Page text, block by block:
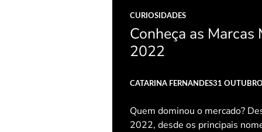
CURIOSIDADES
Conheça as
2022
CATARINA FERNANDES31
Quem dominou o mercado?
2022, desde os principais